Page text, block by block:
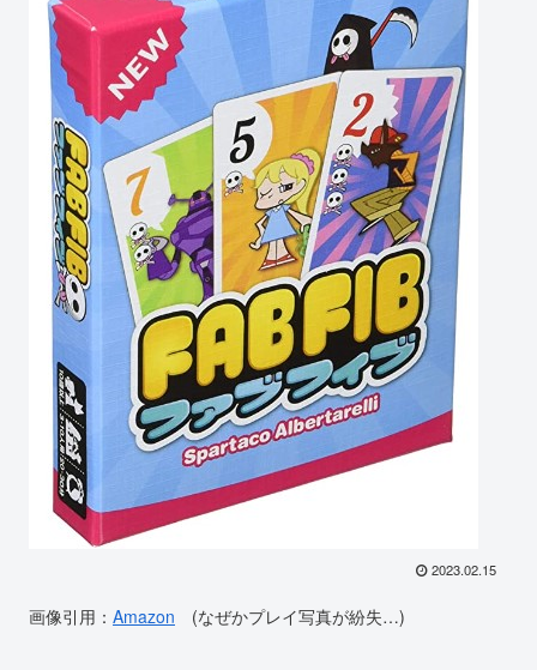
2023.02.15
画像引用： Amazon (なぜかプレイ写真が紛失…)